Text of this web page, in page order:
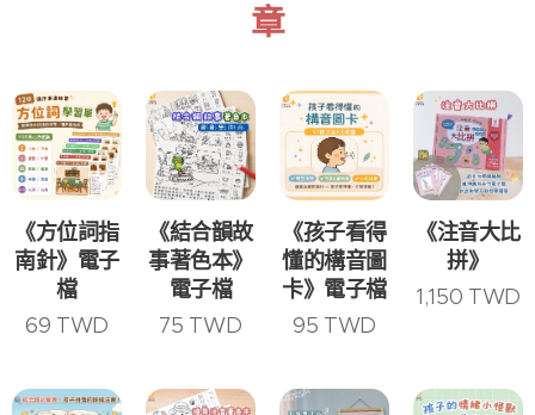
章
《方位詞指
南針》電子
檔
69 TWD
《結合韻故
事著色本》
電子檔
75 TWD
《孩子看得
懂的構音圖
卡》電子檔
95 TWD
《注音大比
拼》
1,150 TWD